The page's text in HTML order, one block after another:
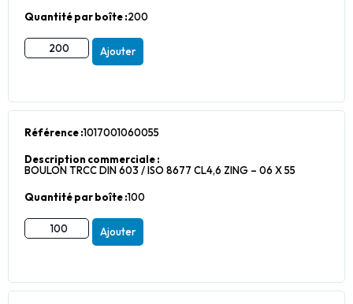
Quantité par boîte :200
Ajouter
Référence :1017001060055
Description commerciale :
BOULON TRCC DIN 603 / ISO 8677 CL4,6 ZING – 06 X 55
Quantité par boîte :100
Ajouter